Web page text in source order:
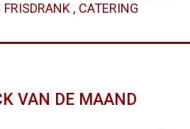
FRISDRANK CATERING
VAN DE MAAND